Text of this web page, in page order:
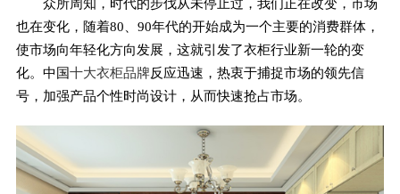
也在变化，随着80、90年代的开始成为一个主要的消费群体，
使市场向年轻化方向发展，这就引发了衣柜行业新一轮的变
化。中国十大衣柜品牌反应迅速，热衷于捕捉市场的领先信
号，加强产品个性时尚设计，从而快速抢占市场。